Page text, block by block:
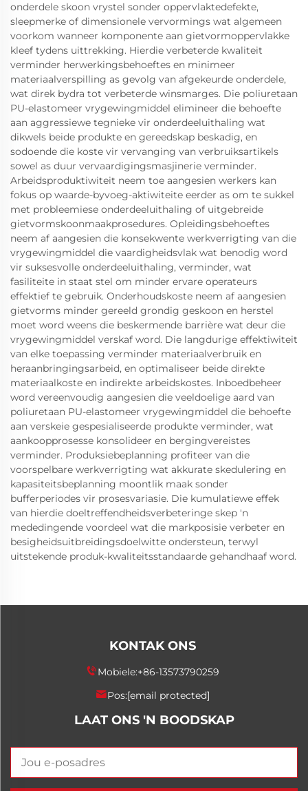
onderdele skoon vrystel sonder oppervlaktedefekte,
sleepmerke of dimensionele vervormings wat algemeen
voorkom wanneer komponente aan gietvormoppervlakke
kleef tydens uittrekking. Hierdie verbeterde kwaliteit
verminder herwerkingsbehoeftes en minimeer
materiaalverspilling as gevolg van afgekeurde onderdele,
wat direk bydra tot verbeterde winsmarges. Die poliuretaan
PU-elastomeer vrygewingmiddel elimineer die behoefte
aan aggressiewe tegnieke vir onderdeeluithaling wat
dikwels beide produkte en gereedskap beskadig, en
sodoende die koste vir vervanging van verbruiksartikels
sowel as duur vervaardigingsmasjinerie verminder.
Arbeidsproduktiwiteit neem toe aangesien werkers kan
fokus op waarde-byvoeg-aktiwiteite eerder as om te sukkel
met probleemiese onderdeeluithaling of uitgebreide
gietvormskoonmaakprosedures. Opleidingsbehoeftes
neem af aangesien die konsekwente werkverrigting van die
vrygewingmiddel die vaardigheidsvlak wat benodig word
vir suksesvolle onderdeeluithaling, verminder, wat
fasiliteite in staat stel om minder ervare operateurs
effektief te gebruik. Onderhoudskoste neem af aangesien
gietvorms minder gereeld grondig geskoon en herstel
moet word weens die beskermende barrière wat deur die
vrygewingmiddel verskaf word. Die langdurige effektiwiteit
van elke toepassing verminder materiaalverbruik en
heraanbringingsarbeid, en optimaliseer beide direkte
materiaalkoste en indirekte arbeidskostes. Inboedbeheer
word vereenvoudig aangesien die veeldoelige aard van
poliuretaan PU-elastomeer vrygewingmiddel die behoefte
aan verskeie gespesialiseerde produkte verminder, wat
aankoopprosesse konsolideer en bergingvereistes
verminder. Produksiebeplanning profiteer van die
voorspelbare werkverrigting wat akkurate skedulering en
kapasiteitsbeplanning moontlik maak sonder
bufferperiodes vir prosesvariasie. Die kumulatiewe effek
van hierdie doeltreffendheidsverbeteringe skep 'n
mededingende voordeel wat die markposisie verbeter en
besigheidsuitbreidingsdoelwitte ondersteun, terwyl
uitstekende produk-kwaliteitsstandaarde gehandhaaf word.
KONTAK ONS
Mobiele:+86-13573790259
Pos:[email protected]
LAAT ONS 'N BOODSKAP